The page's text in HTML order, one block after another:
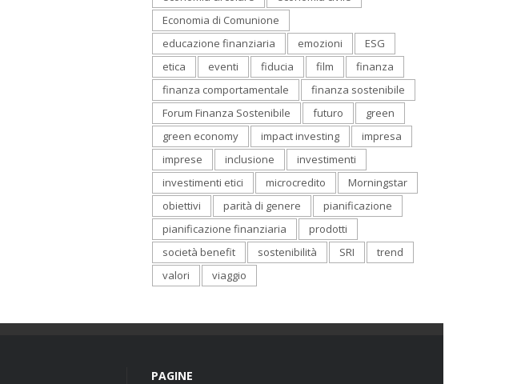
Economia di Comunione
educazione finanziaria
emozioni
ESG
etica
eventi fiducia film
finanza
finanza comportamentale
finanza sostenibile
Forum Finanza Sostenibile
futuro
green
green economy
impact investing
impresa
imprese
inclusione
investimenti
investimenti etici
microcredito
Morningstar
obiettivi
parità di genere
pianificazione
pianificazione finanziaria
prodotti
società benefit
sostenibilità SRI
trend
valori
viaggio
PAGINE